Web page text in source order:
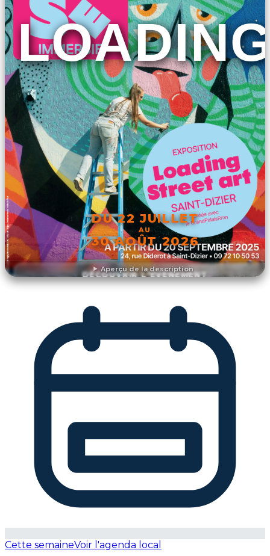
Aperçu de la description
DU 22 JUILLET
AU
30 AOÛT 2026
DÉCOUVRIR L'ÉVÉNEMENT
Cette semaineVoir l'agenda local